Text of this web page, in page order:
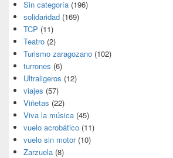
Sin categoría (196)
solidaridad (169)
TCP (11)
Teatro (2)
Turismo zaragozano (102)
turrones (6)
Ultraligeros (12)
viajes (57)
Viñetas (22)
Viva la música (45)
vuelo acrobático (11)
vuelo sin motor(10)
Zarzuela (8)